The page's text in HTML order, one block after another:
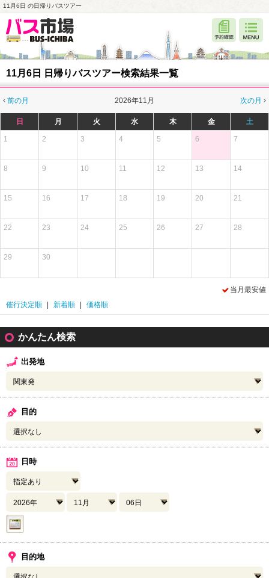
11月6日 の日帰りバスツアー
11月6日 日帰りバスツアー検索結果一覧
前の月 次の月
2026年11月
日 月 火 水 木 金 土
1 2 3 4 5 6 7
8 9 10 11 12 13 14
15 16 17 18 19 20 21
22 23 24 25 26 27 28
29 30
当月最安値
催行決定順
新着順 価格順
かんたん検索
出発地
目的
日時
目的地